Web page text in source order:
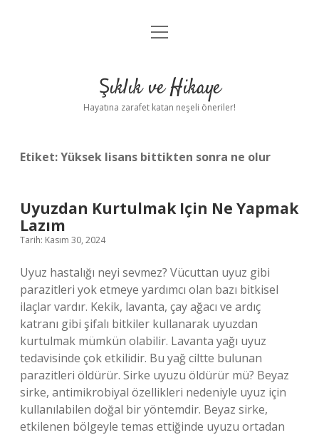
Ornitorenk nasıl çoğalır ?
Gizlilik Politikası
menüyü
Şıklık ve Hikaye
Hayatına zarafet katan neşeli öneriler!
Etiket:Yüksek lisans bittikten sonra ne olur
Uyuzdan Kurtulmak Için Ne Yapmak
Lazım
Tarih: Kasım 30, 2024
Uyuz hastalığı neyi sevmez? Vücuttan uyuz gibi
parazitleri yok etmeye yardımcı olan bazı bitkisel
ilaçlar vardır. Kekik, lavanta, çay ağacı ve ardıç
katranı gibi şifalı bitkiler kullanarak uyuzdan
kurtulmak mümkün olabilir. Lavanta yağı uyuz
tedavisinde çok etkilidir. Bu yağ ciltte bulunan
parazitleri öldürür. Sirke uyuzu öldürür mü? Beyaz
sirke, antimikrobiyal özellikleri nedeniyle uyuz için
kullanılabilen doğal bir yöntemdir. Beyaz sirke,
etkilenen bölgeyle temas ettiğinde uyuzu ortadan